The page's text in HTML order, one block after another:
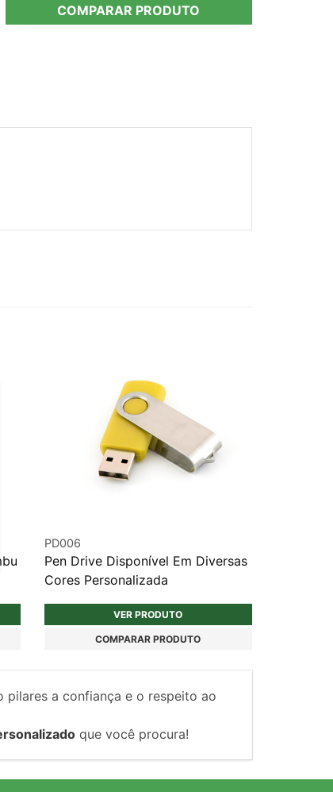
COMPARAR PRODUTO
PD006
Pen Drive Disponível Em Diversas
Cores Personalizada
VER PRODUTO
COMPARAR PRODUTO
pilares a confiança e o respeito ao
que você procura!